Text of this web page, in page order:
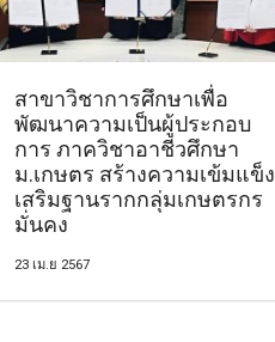
สาขาวิชาการศึกษาเพื่อ
พัฒนาความเป็นผู้ประกอบ
การ ภาควิชาอาชีวศึกษา
ม.เกษตร สร้างความเข้มแข็ง
เสริมฐานรากกลุ่มเกษตรกร
มั่นคง
23 เม.ย 2567